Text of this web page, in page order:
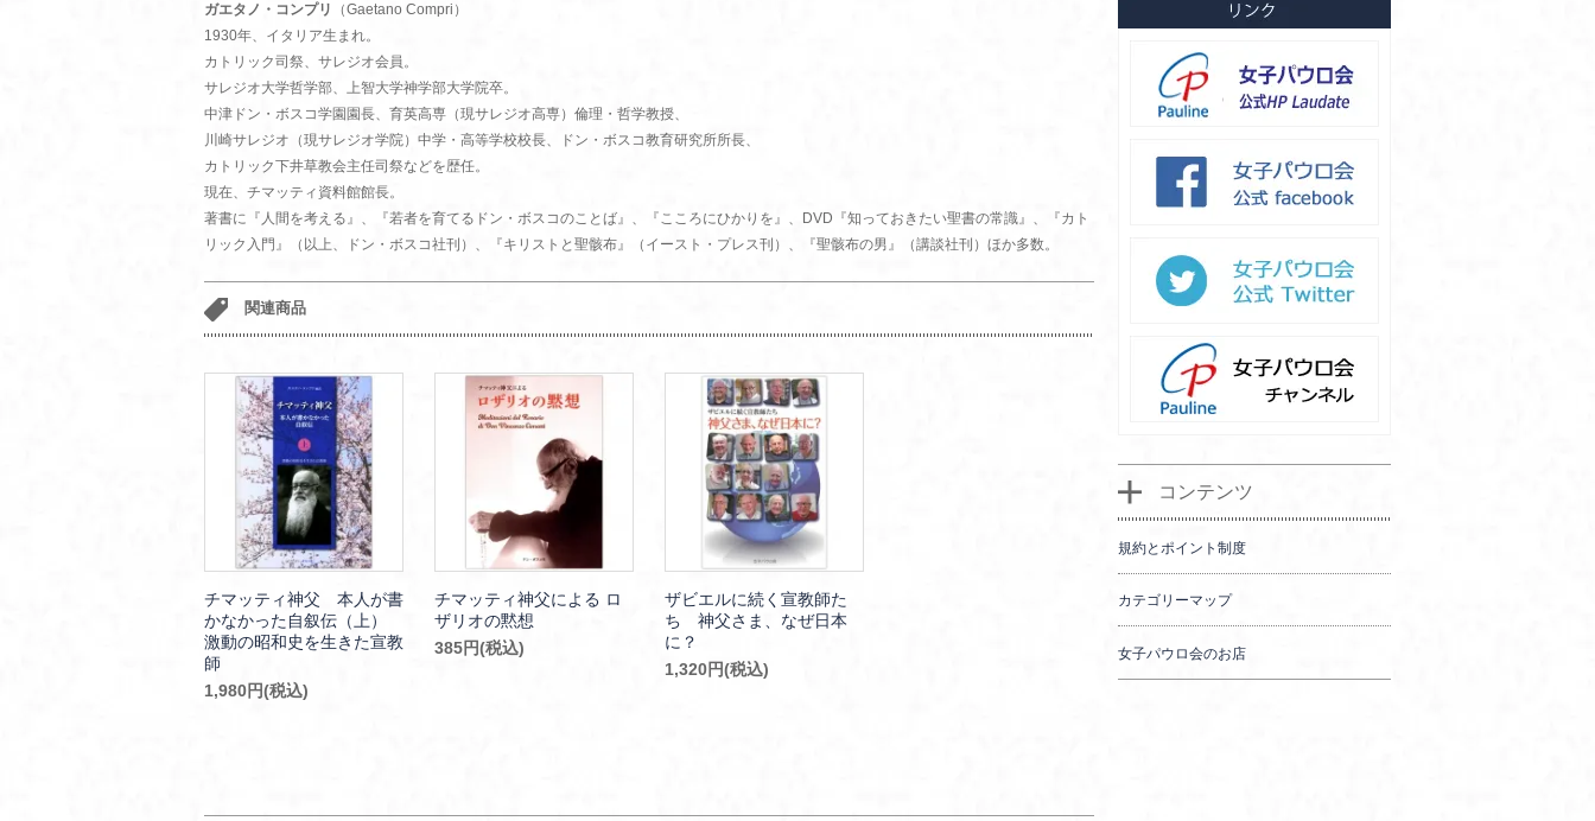
ガエタノ・コンプリ
（Gaetano Compri）
1930年、イタリア生まれ。
カトリック司祭、サレジオ会員。
サレジオ大学哲学部、上智大学神学部大学院卒。
中津ドン・ボスコ学園園長、育英高専（現サレジオ高専）倫理・哲学教授、
川崎サレジオ（現サレジオ学院）中学・高等学校校長、ドン・ボスコ教育研究所所長、
カトリック下井草教会主任司祭などを歴任。
現在、チマッティ資料館館長。
著書に『人間を考える』、『若者を育てるドン・ボスコのことば』、『こころにひかりを』、DVD『知っておきたい聖書の常識』、『カト
リック入門』（以上、ドン・ボスコ社刊）、『キリストと聖骸布』（イースト・プレス刊）、『聖骸布の男』（講談社刊）ほか多数。
関連商品
チマッティ神父 本人が書
かなかった自叙伝（上）
激動の昭和史を生きた宣教
師
1,980円(税込)
チマッティ神父による ロ
ザリオの黙想
385円(税込)
ザビエルに続く宣教師た
ち 神父さま、なぜ日本
に？
1,320円(税込)
コンテンツ
規約とポイント制度
カテゴリーマップ
女子パウロ会のお店